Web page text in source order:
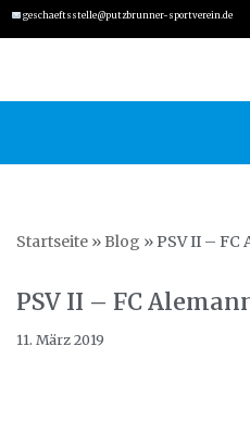
springen
geschaeftsstelle@putzbrunner-sportverein.de
Startseite » Blog » PSV II – FC
PSV II – FC
11. März 2019